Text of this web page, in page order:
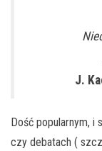
J.
Dość popularnym, i
czy debatach (